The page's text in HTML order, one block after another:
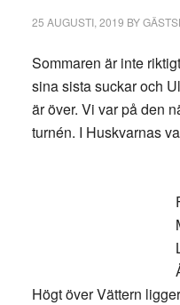
25 AUGUSTI, 2019 BY
Sommaren är inte
sina sista suckar och
är över. Vi var på den
turnén. I Huskvarnas
Högt över Vättern